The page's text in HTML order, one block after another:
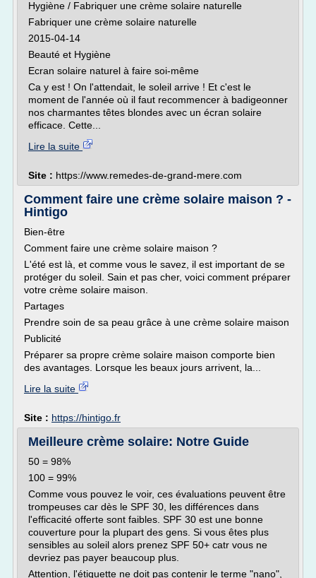
Hygiène / Fabriquer une crème solaire naturelle
Fabriquer une crème solaire naturelle
2015-04-14
Beauté et Hygiène
Ecran solaire naturel à faire soi-même
Ca y est ! On l'attendait, le soleil arrive ! Et c'est le
moment de l'année où il faut recommencer à badigeonner
nos charmantes têtes blondes avec un écran solaire
efficace. Cette...
Lire la suite
Site : https://www.remedes-de-grand-mere.com
Comment faire une crème solaire maison ? -
Hintigo
Bien-être
Comment faire une crème solaire maison ?
L'été est là, et comme vous le savez, il est important de se
protéger du soleil. Sain et pas cher, voici comment préparer
votre crème solaire maison.
Partages
Prendre soin de sa peau grâce à une crème solaire maison
Publicité
Préparer sa propre crème solaire maison comporte bien
des avantages. Lorsque les beaux jours arrivent, la...
Lire la suite
Site : https://hintigo.fr
Meilleure crème solaire: Notre Guide
50 = 98%
100 = 99%
Comme vous pouvez le voir, ces évaluations peuvent être
trompeuses car dès le SPF 30, les différences dans
l'efficacité offerte sont faibles. SPF 30 est une bonne
couverture pour la plupart des gens. Si vous êtes plus
sensibles au soleil alors prenez SPF 50+ catr vous ne
devriez pas payer beaucoup plus.
Attention, l'étiquette ne doit pas contenir le terme "nano",